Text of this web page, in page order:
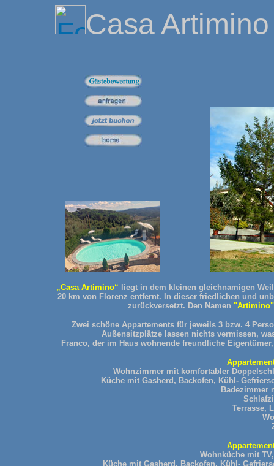
Casa Artimino
„Casa Artimino“ liegt in dem kleinen gleichnamigen
20 km von Florenz entfernt. In dieser friedlichen und
zurückversetzt. Den Namen "Artimino"
Zwei schöne Appartements für jeweils 3 bzw. 4
Außensitzplätze lassen nichts vermissen,
Franco, der im Haus wohnende freundliche
Wohnzimmer mit komfortabler
Küche mit Gasherd, Backofen, Kühl-
Badezimmer
Terrasse,
Wohnküche mit
Küche mit Gasherd, Backofen, Kühl-